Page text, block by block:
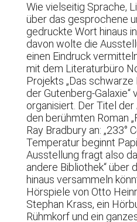
Wie vielseitig Sprache,
über das gesprochene
gedruckte Wort hinaus
davon wolte die
einen Eindruck
mit dem Literaturbüro
Projekts „Das
der Gutenberg-Galaxie“
organisiert. Der Titel
den berühmten Roman
Ray Bradbury an: „233°
Temperatur beginnt
Ausstellung fragt also
andere Bibliothek“ über
hinaus versammeln
Hörspiele von Otto
Stephan Krass, ein
Rühmkorf und ein